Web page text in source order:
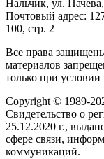
Нальчик, ул.
Почтовый адрес:
100, стр. 2
Все права
материалов
только при условии
Copyright © 1989-
Свидетельство о
25.12.2020 г.,
сфере связи,
коммуникаций.